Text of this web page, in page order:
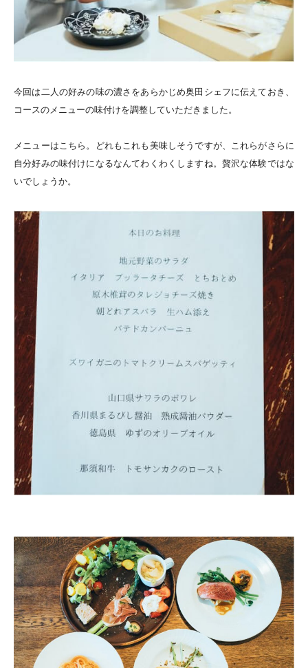
今回は二人の好みの味の濃さをあらかじめ奥田シェフに伝えておき、
コースのメニューの味付けを調整していただきました。
メニューはこちら。どれもこれも美味しそうですが、これらがさらに
自分好みの味付けになるなんてわくわくしますね。贅沢な体験ではな
いでしょうか。